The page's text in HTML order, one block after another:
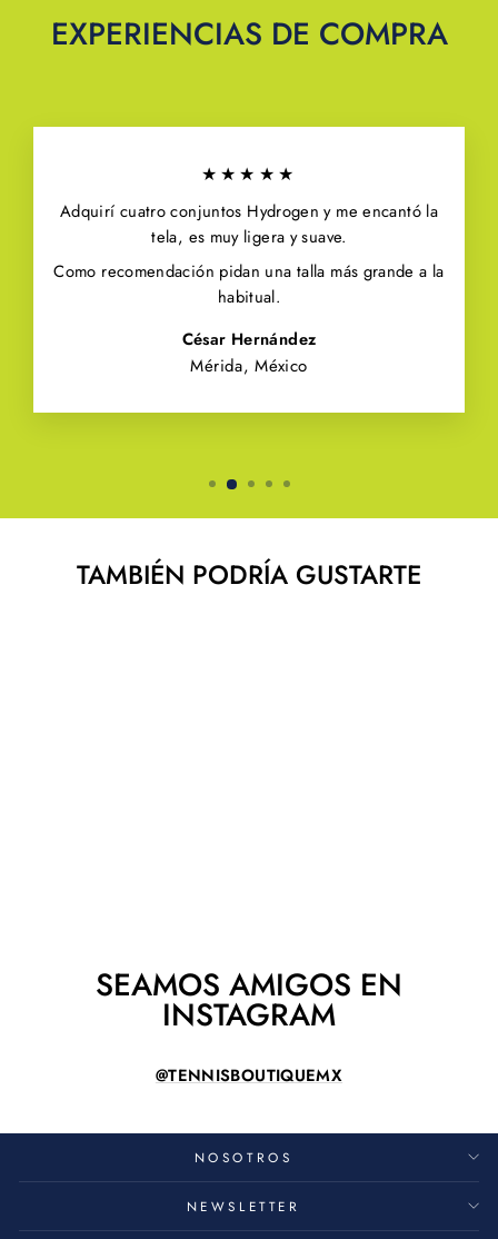
EXPERIENCIAS DE COMPRA
★★★★★
Adquirí cuatro conjuntos Hydrogen y me encantó la
tela, es muy ligera y suave.
Como recomendación pidan una talla más grande a la
habitual.
César Hernández
Mérida, México
TAMBIÉN PODRÍA GUSTARTE
SEAMOS AMIGOS EN
INSTAGRAM
@TENNISBOUTIQUEMX
NOSOTROS
NEWSLETTER